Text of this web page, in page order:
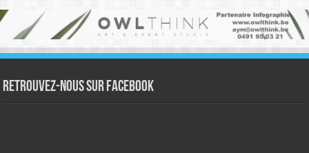
Retrouvez-nous sur Facebook